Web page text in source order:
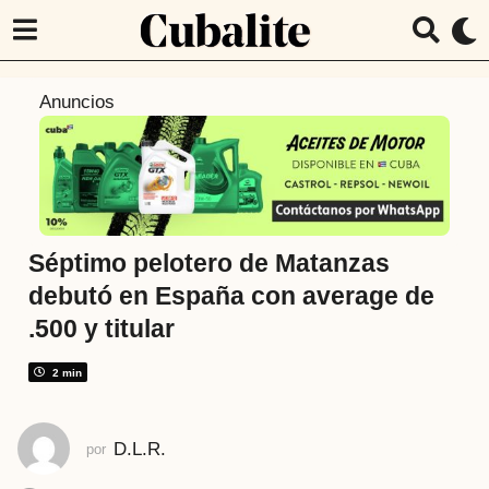
t
á
s
4
ñ
o
s
Anuncios
Séptimo pelotero de Matanzas
debutó en España con average de
.500 y titular
2 min
por D.L.R.